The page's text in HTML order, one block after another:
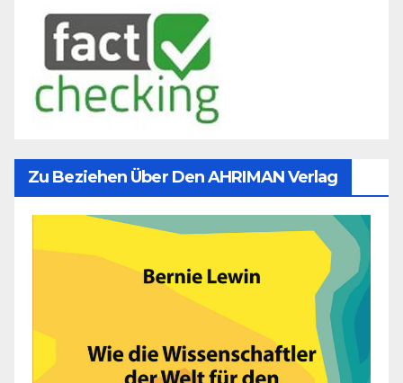
Zu Beziehen Über Den AHRIMAN Verlag